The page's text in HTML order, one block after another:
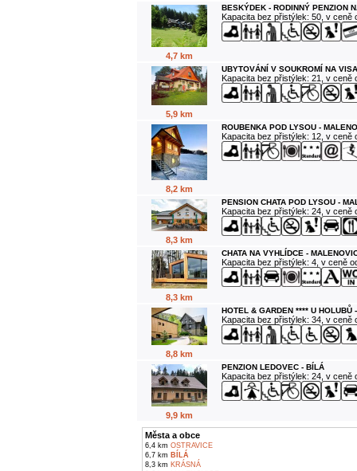
4,7 km
BESKÝDEK - RODINNÝ PENZION
Kapacita bez přistýlek: 50, v ceně
5,9 km
UBYTOVÁNÍ V SOUKROMÍ NA
Kapacita bez přistýlek: 21, v ceně
8,2 km
ROUBENKA POD LYSOU -
Kapacita bez přistýlek: 12, v ceně
8,3 km
PENSION CHATA POD LYSOU -
Kapacita bez přistýlek: 24, v ceně
8,3 km
CHATA NA VYHLÍDCE -
Kapacita bez přistýlek: 4, v ceně
8,8 km
HOTEL & GARDEN **** U HOLUBŮ
Kapacita bez přistýlek: 34, v ceně
9,9 km
PENZION LEDOVEC - BÍLÁ
Kapacita bez přistýlek: 24, v ceně
Města a obce
6,4 km OSTRAVICE
6,7 km BÍLÁ
8,3 km KRÁSNÁ